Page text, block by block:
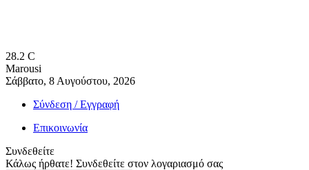
28.2 C
Marousi
Σάββατο, 8 Αυγούστου, 2026
Σύνδεση / Εγγραφή
Επικοινωνία
Συνδεθείτε
Κάλως ήρθατε! Συνδεθείτε στον λογαριασμό σας